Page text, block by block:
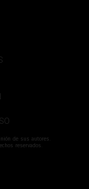
de sus autores.
reservados.